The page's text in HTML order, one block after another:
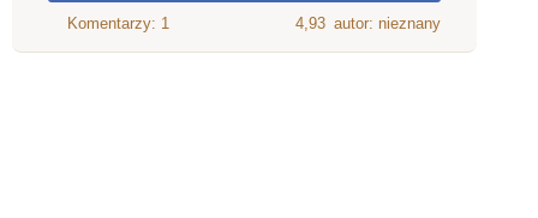
4,93 autor: nieznany